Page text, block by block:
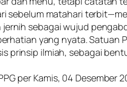
sebelum matahari
sebagai wujud
yang nyata. Satuan
prinsip ilmiah, sebagai
per Kamis, 04 Desember